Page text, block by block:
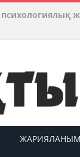
ЖАРИЯЛАНЫМ